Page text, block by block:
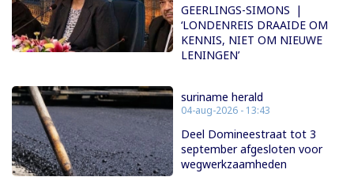
GEERLINGS-SIMONS |
‘LONDENREIS DRAAIDE OM
KENNIS, NIET OM NIEUWE
LENINGEN’
suriname herald
04-aug-2026 - 13:43
Deel Domineestraat tot 3
september afgesloten voor
wegwerkzaamheden